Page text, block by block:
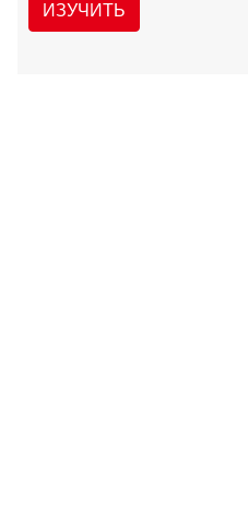
ИЗУЧИТЬ